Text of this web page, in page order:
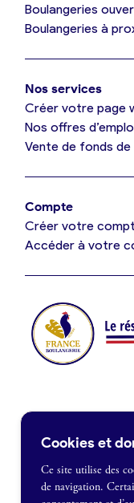
Je référence
Offres
Je suis
Je crée mon
France
Boulangeries
Boulangeries à
Nos services
Créer votre page
Nos offres
Vente de fonds
Compte
Créer votre
Accéder à votre
Je
Cookies et
Ce site utilise des
de navigation.